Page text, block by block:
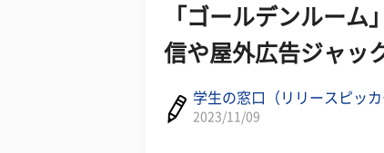
「ゴールデンルー
信や屋外広告ジャッ
学生の窓口（リリースピッカ
2023/11/09